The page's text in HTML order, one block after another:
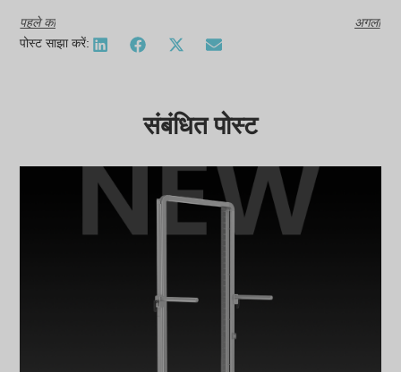
पहले का
अगला
पोस्ट साझा करें:
संबंधित पोस्ट